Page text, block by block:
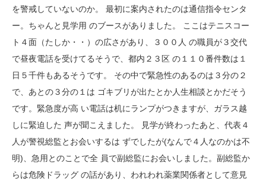
を警戒していないのか。 最初に案内されたのは通信指令センタ
ー。ちゃんと見学用 のブースがありました。 ここはテニスコー
ト４面（たしか・・）の広さがあり、３００人 の職員が３交代
で昼夜電話を受けてるそうで、都内２３区 の１１０番件数は１
日５千件もあるそうです。 その中で緊急性のあるのは３分の２
で、あとの３分の１は ゴキブリが出たとか人生相談とかだそう
です。緊急度が高 い電話は机にランプがつきますが、ガラス越
しに緊迫した 声が聞こえました。 見学が終わったあと、代表４
人が警視総監とお会いするは ずでしたが(なんで４人なのかは不
明)、急用とのことで全 員で副総監にお会いしました。副総監か
らは危険ドラッグ の話があり、われわれ薬業関係者として意見